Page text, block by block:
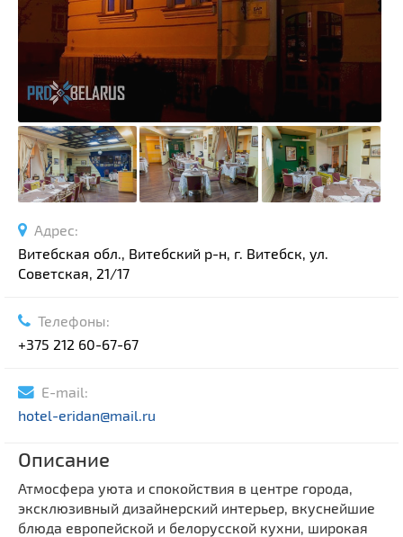
Адрес:
Витебская обл., Витебский р-н, г. Витебск, ул.
Советская, 21/17
Телефоны:
+375 212 60-67-67
E-mail:
hotel-eridan@mail.ru
Описание
Атмосфера уюта и спокойствия в центре города,
эксклюзивный дизайнерский интерьер, вкуснейшие
блюда европейской и белорусской кухни, широкая